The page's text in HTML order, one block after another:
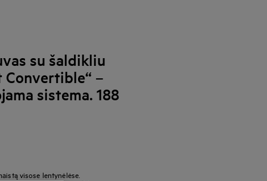
su šaldikliu
Convertible“ –
sistema. 188
visose lentynėlėse.